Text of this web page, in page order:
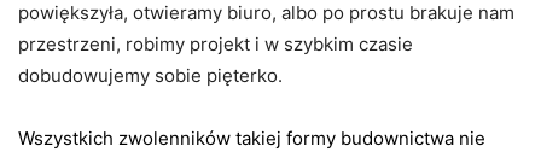
powiększyła, otwieramy biuro, albo po prostu brakuje nam
przestrzeni, robimy projekt i w szybkim czasie
dobudowujemy sobie pięterko.
Wszystkich zwolenników takiej formy budownictwa nie